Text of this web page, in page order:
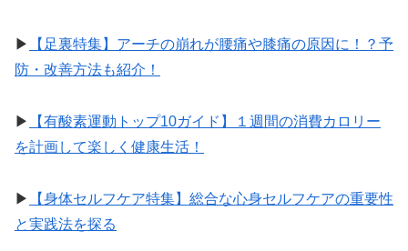
▶︎
【足裏特集】アーチの崩れが腰痛や膝痛の原因に！？予
防・改善方法も紹介！
▶︎
【有酸素運動トップ10ガイド】１週間の消費カロリー
を計画して楽しく健康生活！
▶︎
【身体セルフケア特集】総合な心身セルフケアの重要性
と実践法を探る